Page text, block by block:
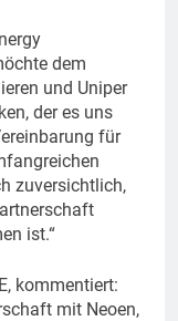
dem
und Uniper
der es uns
für
zuversichtlich,
ist.“
kommentiert:
mit Neoen,